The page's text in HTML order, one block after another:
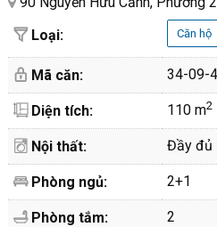
Loại:
Căn hộ
Mã căn: 34-09-
Diện tích: 110 m2
Nội thất: Đầy đủ
Phòng ngủ: 2+1
Phòng tắm: 2